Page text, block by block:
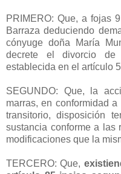
PRIMERO: Que, a fojas
Barraza deduciendo
cónyuge doña María
decrete el divorcio de
establecida en el artículo
SEGUNDO: Que, la
marras, en conformidad
transitorio, disposición
sustancia conforme a
modificaciones que la
TERCERO: Que,